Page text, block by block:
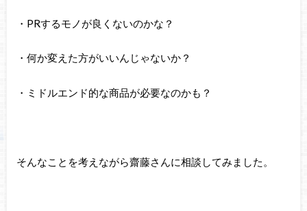
・PRするモノが良くないのかな？
・何か変えた方がいいんじゃないか？
・ミドルエンド的な商品が必要なのかも？
そんなことを考えながら齋藤さんに相談してみました。